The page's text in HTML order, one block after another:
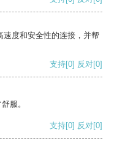
度和安全性的连接，并帮
支持[0] 反对[0]
服。
支持[0] 反对[0]